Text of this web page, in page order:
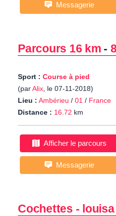
Messagerie
Parcours 16 km -
Sport : Course à pied
(parAlix, le 07-11-2018)
Lieu : Ambérieu / 01 / France
Distance : 16.72 km
Afficher le parcours
Messagerie
Cochettes - louisa